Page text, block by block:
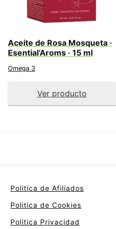
Aceite de Rosa Mosqueta ·
Esential’Aroms · 15 ml
Omega 3
Ver producto
Politica de Afiliados
Politica de Cookies
Politica Privacidad